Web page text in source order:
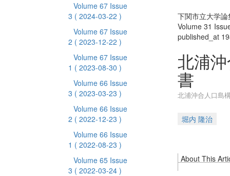
Volume 67 Issue
3 ( 2024-03-22 )
Volume 67 Issue
2 ( 2023-12-22 )
Volume 67 Issue
1 ( 2023-08-30 )
Volume 66 Issue
3 ( 2023-03-23 )
Volume 66 Issue
2 ( 2022-12-23 )
Volume 66 Issue
1 ( 2022-08-23 )
Volume 65 Issue
3 ( 2022-03-24 )
下関市立大学論
Volume 31
published_at
北浦
書
北浦沖合人口島
堀内 隆治
About This